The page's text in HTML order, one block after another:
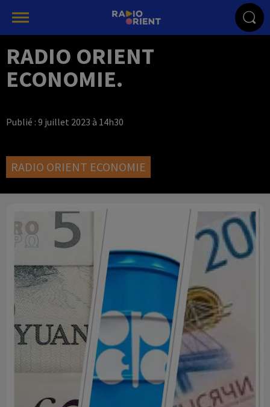
RADIO ORIENT
ECONOMIE.
Publié : 9 juillet 2023 à 14h30
RADIO ORIENT ECONOMIE